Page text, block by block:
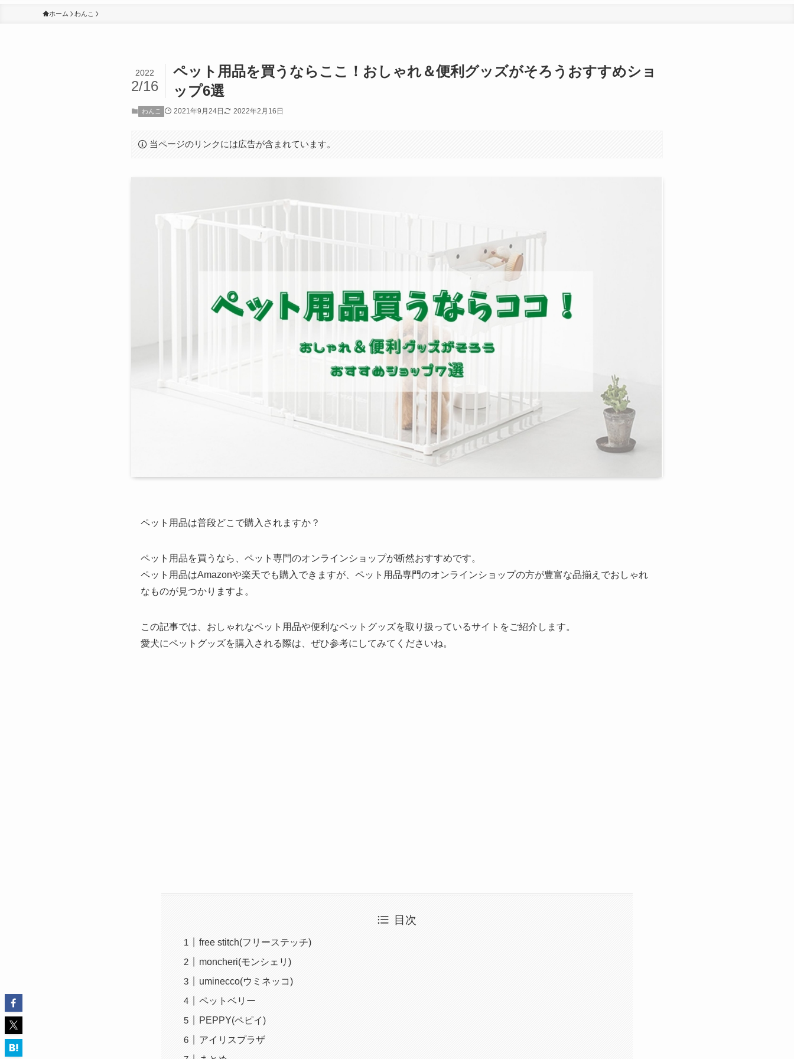
ホーム わんこ
ペット用品を買うならここ！おしゃれ＆便利グッズがそろうおすすめショ
ップ6選
2022
2/16
わんこ 2021年9月24日 2022年2月16日
当ページのリンクには広告が含まれています。
ペット用品は普段どこで購入されますか？
ペット用品を買うなら、ペット専門のオンラインショップが断然おすすめです。
ペット用品はAmazonや楽天でも購入できますが、ペット用品専門のオンラインショップの方が豊富な品揃えでおしゃれ
なものが見つかりますよ。
この記事では、おしゃれなペット用品や便利なペットグッズを取り扱っているサイトをご紹介します。
愛犬にペットグッズを購入される際は、ぜひ参考にしてみてくださいね。
目次
free stitch(フリーステッチ)
moncheri(モンシェリ)
uminecco(ウミネッコ)
ペットベリー
PEPPY(ペピイ)
アイリスプラザ